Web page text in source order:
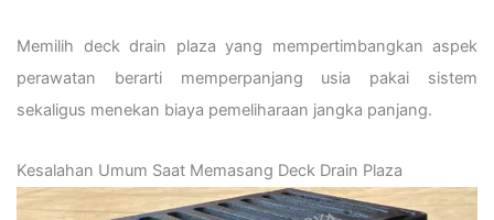
Memilih deck drain plaza yang mempertimbangkan aspek
perawatan berarti memperpanjang usia pakai sistem
sekaligus menekan biaya pemeliharaan jangka panjang.
Kesalahan Umum Saat Memasang Deck Drain Plaza